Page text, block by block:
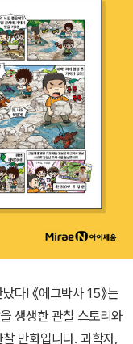
다! 《에그박사 15》는
생생한 관찰 스토리와
만화입니다. 과학자,